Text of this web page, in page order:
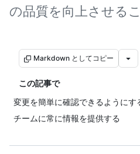
の品質を向上させる
Markdown としてコピー
この記事で
変更を簡単に確認できるようにす
チームに常に情報を提供する